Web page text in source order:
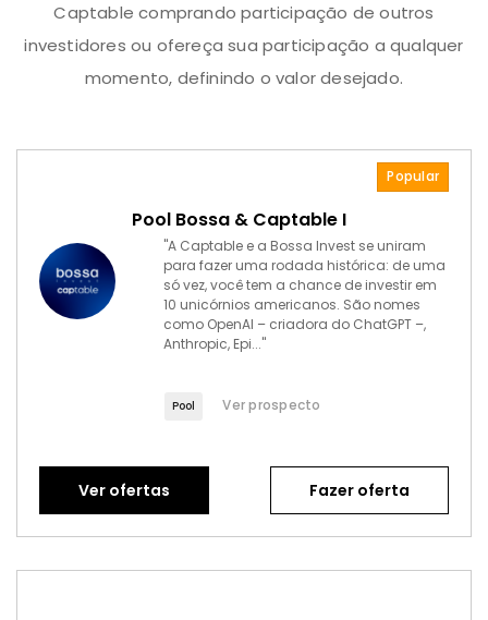
Captable comprando participação de outros
investidores ou ofereça sua participação a qualquer
momento, definindo o valor desejado.
Popular
Pool Bossa & Captable I
"A Captable e a Bossa Invest se uniram
para fazer uma rodada histórica: de uma
só vez, você tem a chance de investir em
10 unicórnios americanos. São nomes
como OpenAI – criadora do ChatGPT –,
Anthropic, Epi..."
Pool Ver prospecto
Ver ofertas Fazer oferta